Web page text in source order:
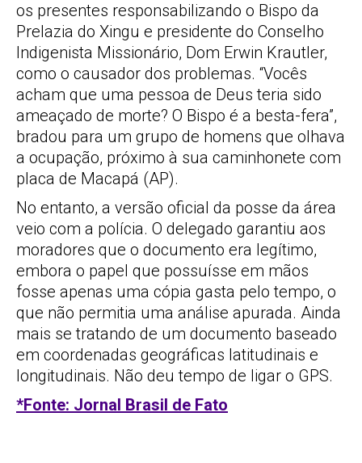
os presentes responsabilizando o Bispo da
Prelazia do Xingu e presidente do Conselho
Indigenista Missionário, Dom Erwin Krautler,
como o causador dos problemas. “Vocês
acham que uma pessoa de Deus teria sido
ameaçado de morte? O Bispo é a besta-fera”,
bradou para um grupo de homens que olhava
a ocupação, próximo à sua caminhonete com
placa de Macapá (AP).
No entanto, a versão oficial da posse da área
veio com a polícia. O delegado garantiu aos
moradores que o documento era legítimo,
embora o papel que possuísse em mãos
fosse apenas uma cópia gasta pelo tempo, o
que não permitia uma análise apurada. Ainda
mais se tratando de um documento baseado
em coordenadas geográficas latitudinais e
longitudinais. Não deu tempo de ligar o GPS.
*Fonte: Jornal Brasil de Fato